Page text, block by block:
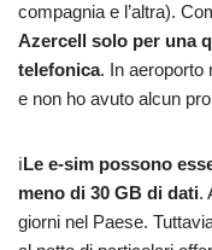
compagnia e l’altra).
Azercell solo per una
telefonica. In aeroporto
e non ho avuto alcun
ℹ️Le e-sim possono
meno di 30 GB di dati.
giorni nel Paese.